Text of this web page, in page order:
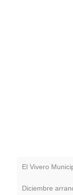
El Vivero
Diciembre